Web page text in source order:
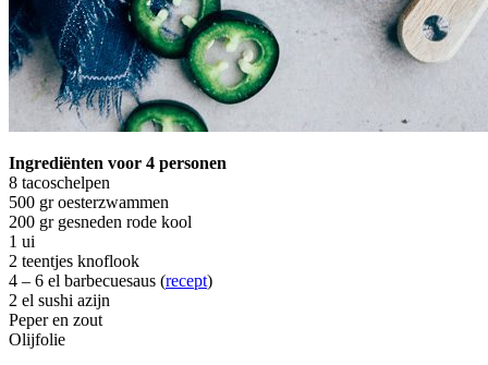
Ingrediënten voor 4 personen
8 tacoschelpen
500 gr oesterzwammen
200 gr gesneden rode kool
1 ui
2 teentjes knoflook
4 – 6 el barbecuesaus (recept)
2 el sushi azijn
Peper en zout
Olijfolie